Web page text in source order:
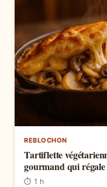
REBLOCHON
Tartiflette
gourmand qui régale
⏱ 1 h